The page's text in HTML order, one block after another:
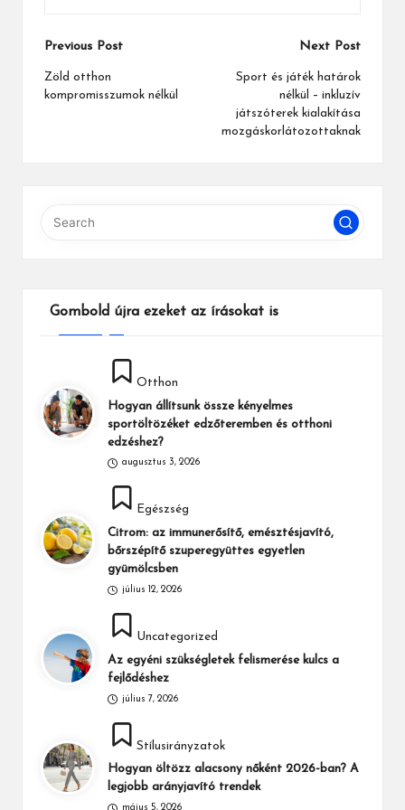
Post
navigation
Previous Post
Zöld otthon
kompromisszumok nélkül
Next Post
Sport és játék határok
nélkül – inkluzív
játszóterek kialakítása
mozgáskorlátozottaknak
Gombold újra ezeket az írásokat is
Posted
in
Otthon
Hogyan állítsunk össze kényelmes
sportöltözéket edzőteremben és otthoni
edzéshez?
augusztus 3, 2026
Egészség
Citrom: az immunerősítő, emésztésjavító,
bőrszépítő szuperegyüttes egyetlen
gyümölcsben
július 12, 2026
Uncategorized
Az egyéni szükségletek felismerése kulcs a
fejlődéshez
július 7, 2026
Posted
in
Stílusirányzatok
Hogyan öltözz alacsony nőként 2026-ban? A
legjobb arányjavító trendek
május 5, 2026